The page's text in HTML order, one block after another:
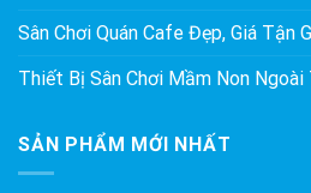
Sân Chơi Quán Cafe Đẹp, Giá Tận
Thiết Bị Sân Chơi Mầm Non Ngoài
SẢN PHẨM MỚI NHẤT